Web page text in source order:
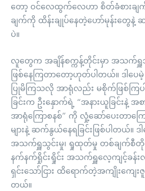
တော့ ဝင်လေထွက်လေဟာ စိတ်ခံစားချ
ချက်ကို ထိန်းချုပ်နေတဲ့ဟော်မုန်းတွေနဲ့
ပဲ။
လူတွေက အချိန်စက္ကန့်တိုင်းမှာ အသက်
ဖြစ်နေကြတာတော့ဟုတ်ပါတယ်။ ဒါ
ပြုမိကြသလို အာရုံလည်း မစိုက်ဖြစ်ကြ
ခြင်းက ဦးနှောက်ရဲ့ “အနားယူခြင်းနဲ့ အစ
အာရုံကြောစနစ်” ကို လှုံ့ဆော်ပေးတာကြ
များနဲ့ ဆက်နွယ်နေရခြင်းဖြစ်ပါတယ်။ ဒ
အသက်ရှူသွင်းမှု၊ ရှုထုတ်မှု တစ်ချက်စီတို
နက်နက်ရှိုင်းရှိုင်း အသက်ရှူလေ့ကျင့်ခန်းလု
ရှင်းသော်ငြား ထိရောက်တဲ့အကျိုးကျေးဇူး
တယ်။